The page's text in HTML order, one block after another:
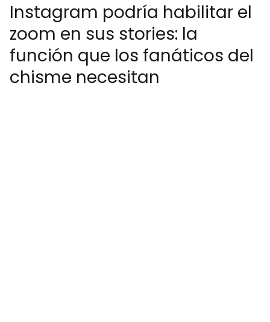
Instagram podría habilitar el
zoom en sus stories: la
función que los fanáticos del
chisme necesitan